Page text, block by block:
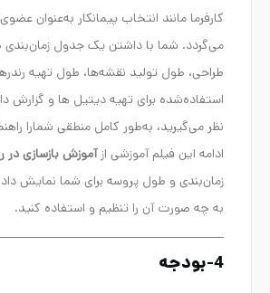
کارفرما مانند انتخاب پیمانکار به‌عنوان
می‌گردد. شما با داشتن یک جدول زمان‌بندی
طراحی، طول تولید نقشه‌ها، طول تهیه
استفاده‌شده برای تهیه دیتیل ها و گزارش
نظر می‌گیرید، به‌طور کامل منطقی شمارا
ادامه این فیلم آموزشی ازآموزش بازسازی در
زمان‌بندی و طول پروسه برای شما نمایش
به چه صورت آن را تنظیم و استفاده کنید.
4-بودجه